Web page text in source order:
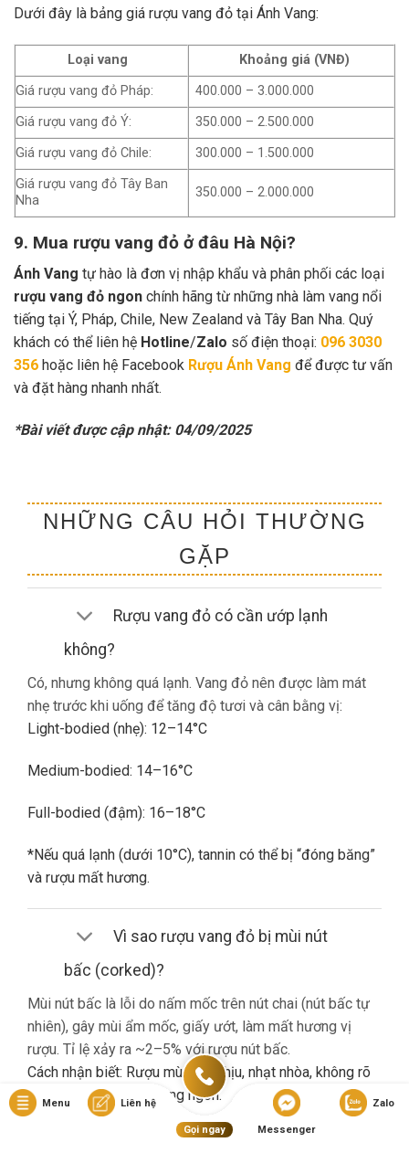
Dưới đây là bảng giá rượu vang đỏ tại Ánh Vang:
Loại vang
Khoảng giá (VNĐ)
Giá rượu vang đỏ Pháp:
400.000 – 3.000.000
Giá rượu vang đỏ Ý:
350.000 – 2.500.000
Giá rượu vang đỏ Chile:
300.000 – 1.500.000
Giá rượu vang đỏ Tây Ban
Nha
350.000 – 2.000.000
9. Mua rượu vang đỏ ở đâu Hà Nội?
Ánh Vang tự hào là đơn vị nhập khẩu và phân phối các loại
rượu vang đỏ ngon chính hãng từ những nhà làm vang nổi
tiếng tại Ý, Pháp, Chile, New Zealand và Tây Ban Nha. Quý
khách có thể liên hệ Hotline/Zalo số điện thoại: 096 3030
356 hoặc liên hệ Facebook Rượu Ánh Vang để được tư vấn
và đặt hàng nhanh nhất.
*Bài viết được cập nhật: 04/09/2025
NHỮNG CÂU HỎI THƯỜNG
GẶP
Rượu vang đỏ có cần ướp lạnh
không?
Có, nhưng không quá lạnh. Vang đỏ nên được làm mát
nhẹ trước khi uống để tăng độ tươi và cân bằng vị:
Light-bodied (nhẹ): 12–14°C
Medium-bodied: 14–16°C
Full-bodied (đậm): 16–18°C
*Nếu quá lạnh (dưới 10°C), tannin có thể bị “đóng băng”
và rượu mất hương.
Vì sao rượu vang đỏ bị mùi nút
bấc (corked)?
Mùi nút bấc là lỗi do nấm mốc trên nút chai (nút bấc tự
nhiên), gây mùi ẩm mốc, giấy ướt, làm mất hương vị
rượu. Tỉ lệ xảy ra ~2–5% với rượu nút bấc.
Cách nhận biết: Rượu mùi khó chịu, nhạt nhòa, không rõ
hương trái cây dù là vang ngon.
Nếu gặp lỗi này, bạn nên liên hệ cửa hàng đổi trả (nếu có
Menu Liên hệ
Gọi ngay Messenger
Zalo